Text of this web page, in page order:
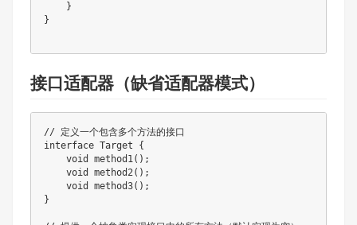
}
}
接口适配器（缺省适配器模式）
// 定义一个包含多个方法的接口
interface Target
{
void
method1( ) ;
void
method2( ) ;
void
method3( ) ;
}